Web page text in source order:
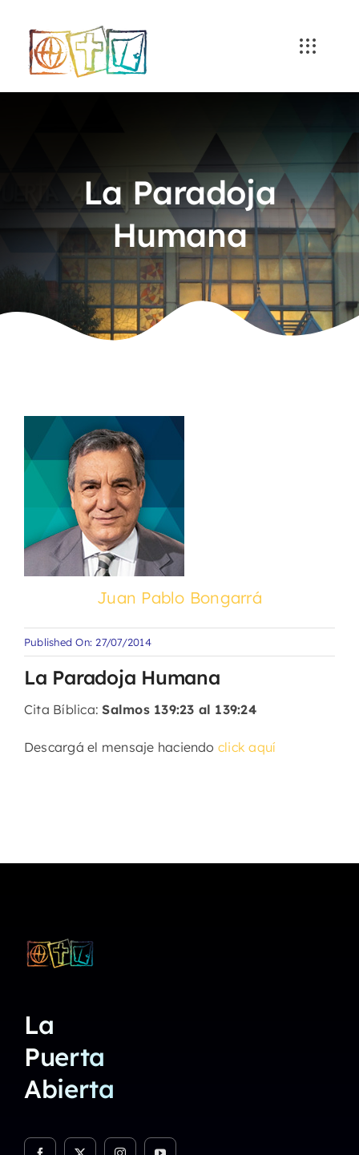
content
La Paradoja
Humana
Juan Pablo Bongarrá
Published On: 27/07/2014
La Paradoja Humana
Cita Bíblica:Salmos 139:23 al 139:24
Descargá el mensaje haciendo click aquí
La
Puerta
Abierta